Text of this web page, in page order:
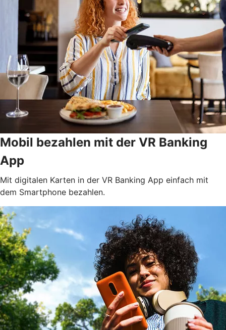
Mobil bezahlen mit der VR Banking
App
Mit digitalen Karten in der VR Banking App einfach mit
dem Smartphone bezahlen.